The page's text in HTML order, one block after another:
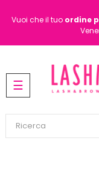
Vuoi che il tuo ordine
navigazione
Toggle
☰